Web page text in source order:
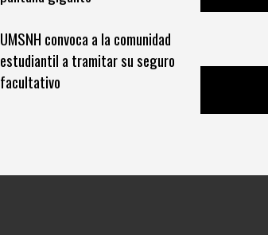
UMSNH convoca a la comunidad
estudiantil a tramitar su seguro
facultativo